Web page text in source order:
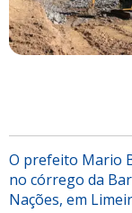
O prefeito Mario
no córrego da
Nações, em